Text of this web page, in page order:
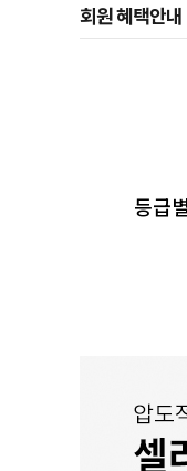
회원 혜택안내
등급